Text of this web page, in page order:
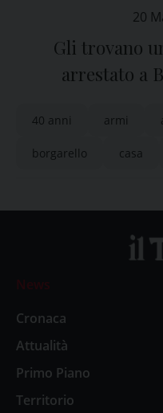
20
Gli trovano
arrestato a
40 anni armi
borgarello casa
News
Cronaca
Attualità
Primo Piano
Territorio